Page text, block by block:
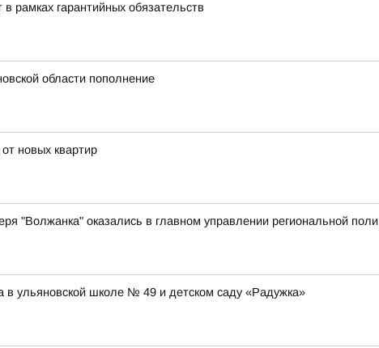
рамках гарантийных обязательств
области пополнение
новых квартир
"Волжанка" оказались в главном управлении региональной
ульяновской школе № 49 и детском саду «Радужка»